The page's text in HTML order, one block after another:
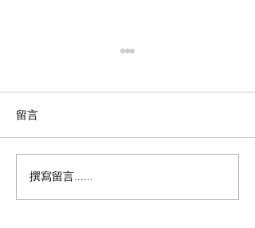
DITA【極致工藝，超越經
典的線條美學｜DITA —
留言
撰寫留言......